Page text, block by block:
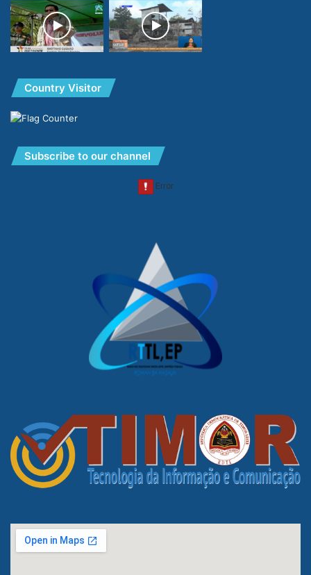
Country Visitor
Subscribe to our channel